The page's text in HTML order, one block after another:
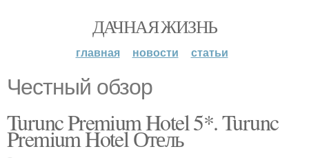
ДАЧНАЯ ЖИЗНЬ
главная новости статьи
Честный обзор
Turunc Premium Hotel 5*. Turunc
Premium Hotel Отель